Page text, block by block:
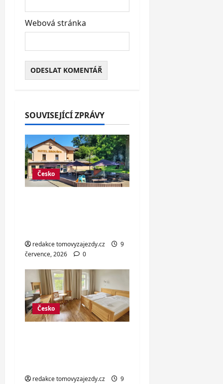
Webová stránka
SOUVISEJÍCÍ ZPRÁVY
Česko
redakce tomovyzajezdy.cz
9
července, 2026
0
Česko
redakce tomovyzajezdy.cz
9